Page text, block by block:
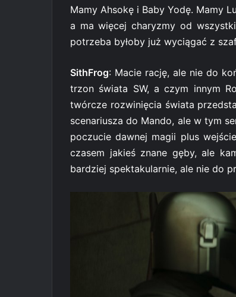
Mamy Ahsokę i Baby Yodę. Mamy
a ma więcej charyzmy od
potrzeba byłoby już wyciągać z
SithFrog: Macie rację, ale nie do
trzon świata SW, a czym innym
twórcze rozwinięcia świata
scenariusza do Mando, ale w tym
poczucie dawnej magii plus
czasem jakieś znane gęby, ale
bardziej spektakularnie, ale nie do